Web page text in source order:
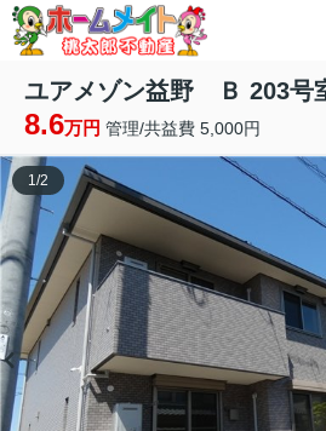
ユアメゾン益野 Ｂ 203号
8.6万円 管理/共益費 5,000円
1/2